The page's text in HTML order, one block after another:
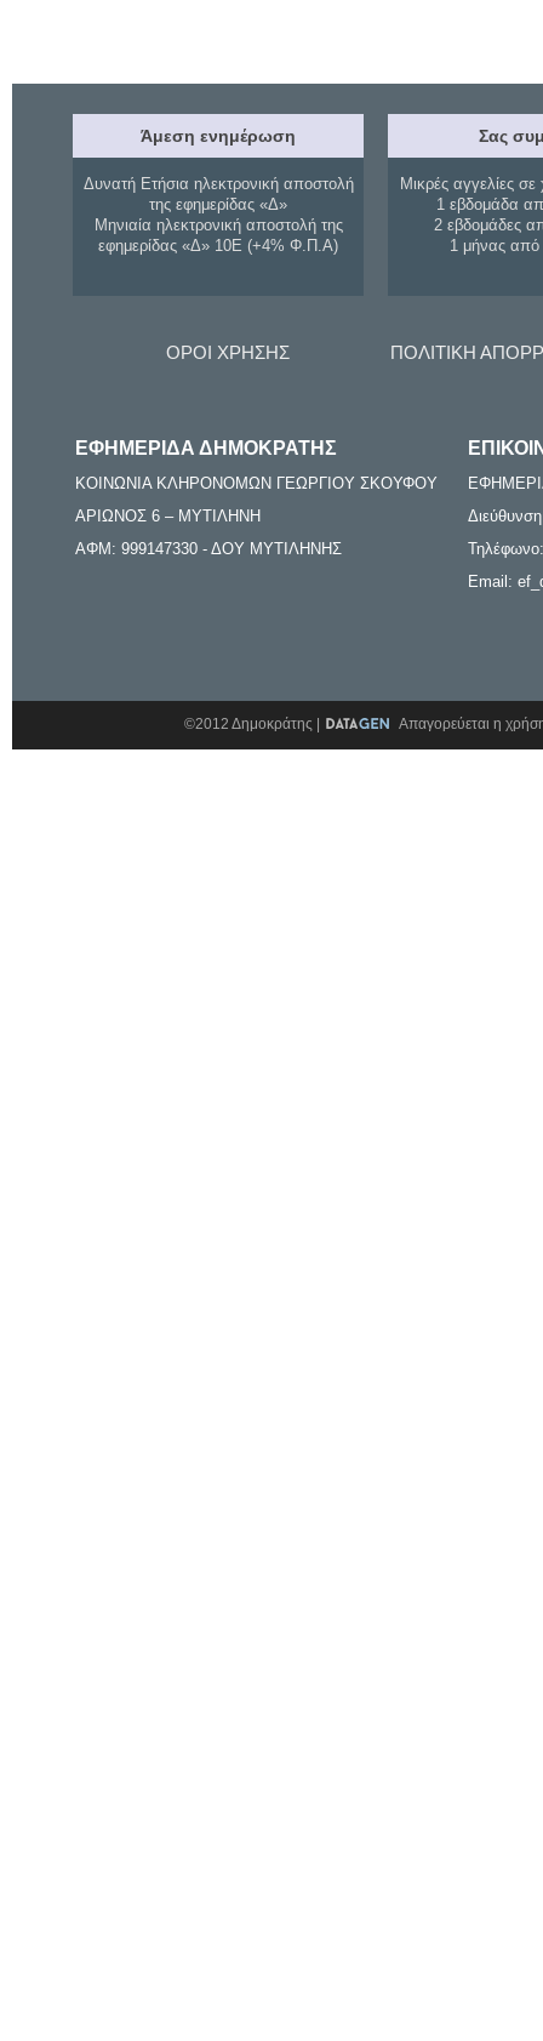
Άμεση ενημέρωση
Δυνατή Ετήσια ηλεκτρονική αποστολή
της εφημερίδας «Δ»
Μηνιαία ηλεκτρονική αποστολή της
εφημερίδας «Δ» 10Ε (+4% Φ.Π.Α)
Σας
Μικρές αγγελίες σε
1 εβδομάδα
2 εβδομάδες
1 μήνας
ΟΡΟΙ ΧΡΗΣΗΣ ΠΟΛΙΤΙΚΗ
ΕΦΗΜΕΡΙΔΑ ΔΗΜΟΚΡΑΤΗΣ
ΚΟΙΝΩΝΙΑ ΚΛΗΡΟΝΟΜΩΝ ΓΕΩΡΓΙΟΥ ΣΚΟΥΦΟΥ
ΑΡΙΩΝΟΣ 6 – ΜΥΤΙΛΗΝΗ
ΑΦΜ: 999147330 - ΔΟΥ ΜΥΤΙΛΗΝΗΣ
Email:
©2012 Δημοκράτης | Απαγορεύεται η